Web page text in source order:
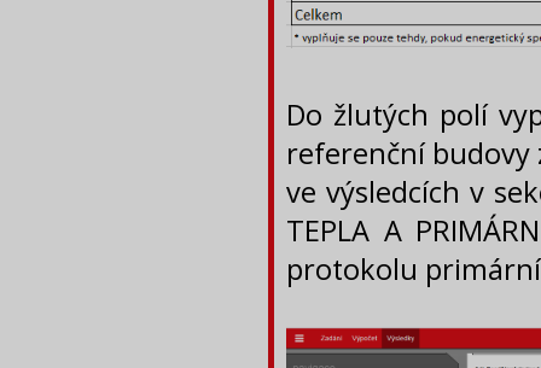
Do žlutých polí
referenční budovy
ve výsledcích v
TEPLA A
protokolu